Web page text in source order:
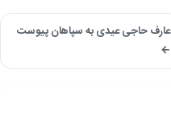
عارف حاجی عیدی به سپاهان پیوست
←